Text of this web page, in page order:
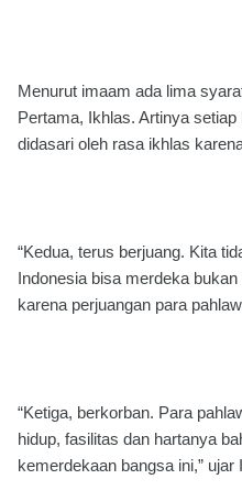
Menurut imaam ada lima
Pertama, Ikhlas. Artinya
didasari oleh rasa ikhlas
“Kedua, terus berjuang. Kita
Indonesia bisa merdeka
karena perjuangan para
“Ketiga, berkorban. Para
hidup, fasilitas dan hartanya
kemerdekaan bangsa ini,”